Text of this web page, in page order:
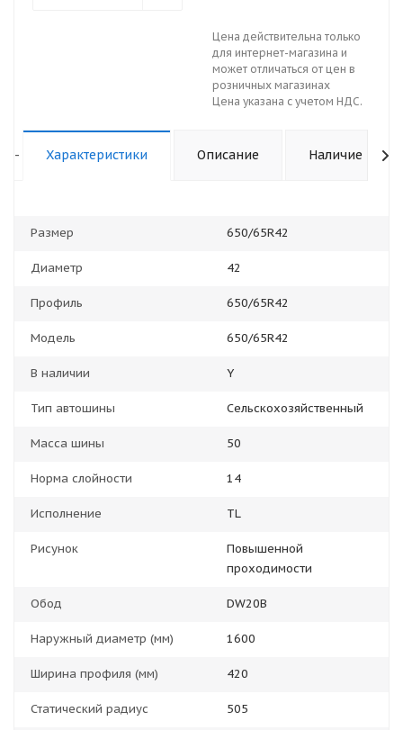
Цена действительна только
для интернет-магазина и
может отличаться от цен в
розничных магазинах
Цена указана с учетом НДС.
- Характеристики Описание Наличие
Размер 650/65R42
Диаметр 42
Профиль 650/65R42
Модель 650/65R42
В наличии Y
Тип автошины Сельскохозяйственный
Масса шины 50
Норма слойности 14
Исполнение TL
Рисунок
Повышенной
проходимости
Обод DW20B
Наружный диаметр (мм) 1600
Ширина профиля (мм) 420
Статический радиус 505